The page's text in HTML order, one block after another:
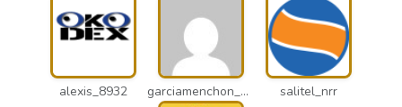
alexis_8932 garciamenchon_puz salitel_nrr